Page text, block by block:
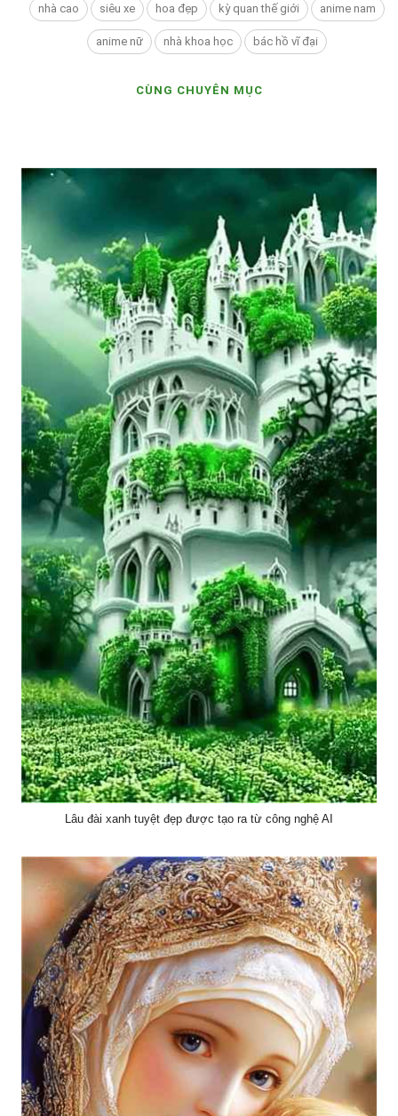
nhà cao siêu xe hoa đẹp kỳ quan thế giới anime nam
anime nữ nhà khoa học bác hồ vĩ đại
CÙNG CHUYÊN MỤC
Lâu đài xanh tuyệt đẹp được tạo ra từ công nghệ AI